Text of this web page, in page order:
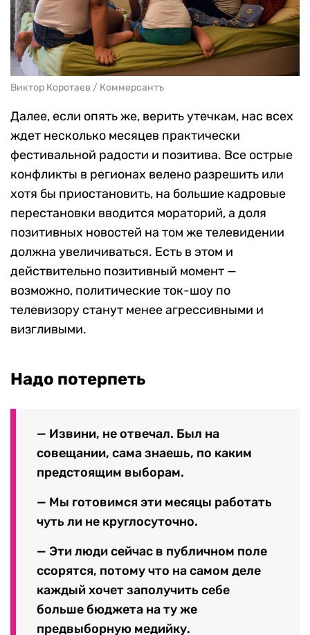
Виктор Коротаев / Коммерсантъ
Далее, если опять же, верить утечкам, нас всех
ждет несколько месяцев практически
фестивальной радости и позитива. Все острые
конфликты в регионах велено разрешить или
хотя бы приостановить, на большие кадровые
перестановки вводится мораторий, а доля
позитивных новостей на том же телевидении
должна увеличиваться. Есть в этом и
действительно позитивный момент —
возможно, политические ток-шоу по
телевизору станут менее агрессивными и
визгливыми.
Надо потерпеть
— Извини, не отвечал. Был на
совещании, сама знаешь, по каким
предстоящим выборам.
— Мы готовимся эти месяцы работать
чуть ли не круглосуточно.
— Эти люди сейчас в публичном поле
ссорятся, потому что на самом деле
каждый хочет заполучить себе
больше бюджета на ту же
предвыборную медийку.